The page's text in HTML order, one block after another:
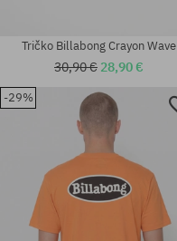
Dostupné veľkosti:
Tričko Billabong Crayon Wave
30,90 € 28,90 €
-29%